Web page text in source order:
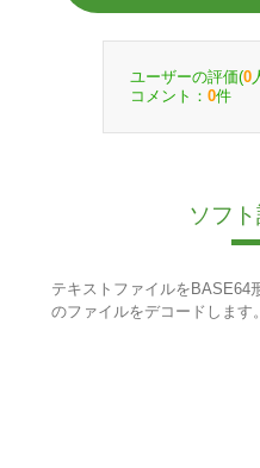
ユーザーの評価(0
コメント： 0件
ソフ
テキストファイルをBASE64
のファイルをデコードします。